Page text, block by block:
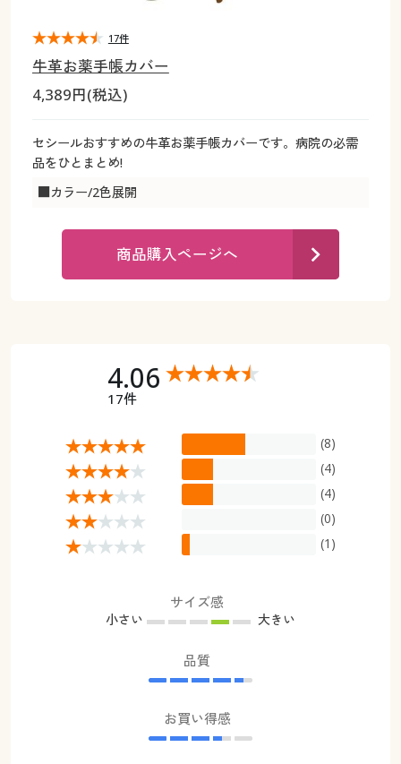
ジュニア・ティーンズ下着
大きいサイズ レディース服
大きいサイズ レディース下着
大きいサイズ メンズ
大きいサイズ 事務・制服
バーゲンセール
シークレットセール
詳細検索
商品カテゴリ一覧
カタログ・チラシからのご注文
デジタルカタログ
カタログ無料プレゼント
お気に入り
サポート
ご利用ガイド
よくある質問とお問い合わせ
大きいサイズ レディース下着
シークレットセール
商品カテゴリ一覧
カタログ
デジタルカタログ
サポート
ご利用ガイド
よくある質問とお問い合わせ
牛革お薬手帳カバー
4,389円(税込)
セシールおすすめの牛革お薬手帳カバーです。病院の必需
品をひとまとめ!
■カラー/2色展開
17件
商品購入ページへ
4.06
17件
(8)
(4)
(4)
(0)
(1)
サイズ感
小さい 大きい
品質
お買い得感